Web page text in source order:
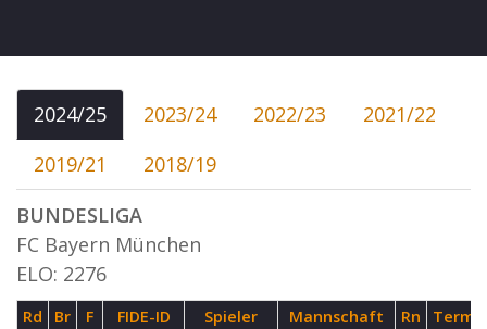
2024/25 2023/24 2022/23
2021/22
2019/21
2018/19
BUNDESLIGA
FC Bayern München
ELO: 2276
Rd Br F FIDE-ID Spieler Mannschaft Rn